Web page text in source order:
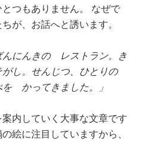
つもありません。 なぜで
が、お話へと誘います。
にんきの レストラン。き
し。せんじつ、ひとりの
かってきました。」
内していく大事な文章です
絵に注目していますから、